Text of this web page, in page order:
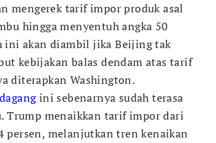
mengerek tarif impor produk asal
hingga menyentuh angka 50
ini akan diambil jika Beijing tak
kebijakan balas dendam atas tarif
diterapkan Washington.
ini sebenarnya sudah terasa
Trump menaikkan tarif impor dari
persen, melanjutkan tren kenaikan